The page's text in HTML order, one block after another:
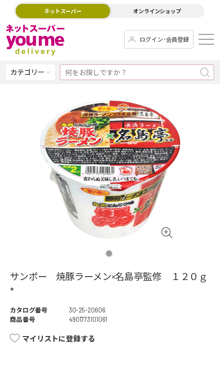
ネットスーパー オンラインショップ
ログイン･会員登録
カテゴリー
サンポー 焼豚ラーメン×名島亭監修 １２０ｇ
*
カタログ番号
30-25-20606
商品番号
4901773101061
マイリストに登録する